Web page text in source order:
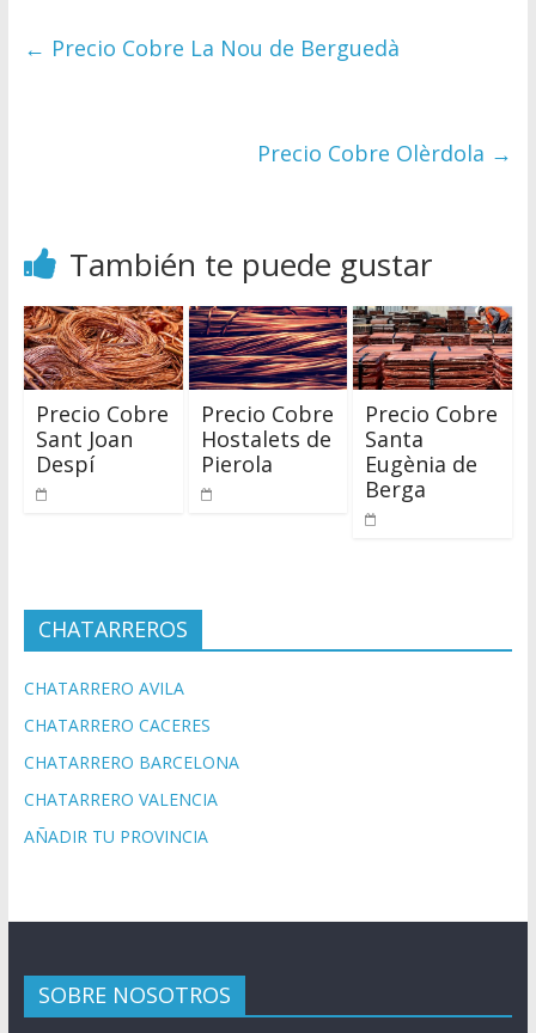
← Precio Cobre La Nou de Berguedà
Precio Cobre Olèrdola →
También te puede gustar
Precio Cobre
Sant Joan
Despí
Precio Cobre
Hostalets de
Pierola
Precio Cobre
Santa
Eugènia de
Berga
CHATARREROS
CHATARRERO AVILA
CHATARRERO CACERES
CHATARRERO BARCELONA
CHATARRERO VALENCIA
AÑADIR TU PROVINCIA
SOBRE NOSOTROS